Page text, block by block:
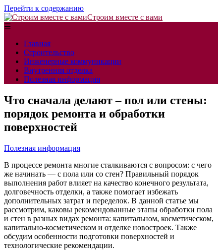
Перейти к содержанию
Строим вместе с вами
☰
Главная
Строительство
Инженерные коммуникации
Внутренняя отделка
Полезная информация
Что сначала делают – пол или стены:
порядок ремонта и обработки
поверхностей
Полезная информация
В процессе ремонта многие сталкиваются с вопросом: с чего
же начинать — с пола или со стен? Правильный порядок
выполнения работ влияет на качество конечного результата,
долговечность отделки, а также помогает избежать
дополнительных затрат и переделок. В данной статье мы
рассмотрим, каковы рекомендованные этапы обработки пола
и стен в разных видах ремонта: капитальном, косметическом,
капитально-косметическом и отделке новостроек. Также
обсудим особенности подготовки поверхностей и
технологические рекомендации.